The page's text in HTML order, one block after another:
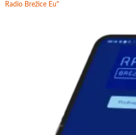
Radio Brežice Eu"